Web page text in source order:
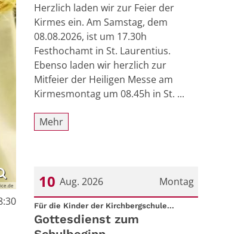
Herzlich laden wir zur Feier der
Kirmes ein. Am Samstag, dem
08.08.2026, ist um 17.30h
Festhochamt in St. Laurentius.
Ebenso laden wir herzlich zur
Mitfeier der Heiligen Messe am
Kirmesmontag um 08.45h in St. ...
Mehr
Montag
10 Aug. 2026
Datum: 10. August 2026
Für die Kinder der Kirchbergschule...
Gottesdienst zum